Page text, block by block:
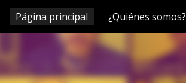
Skip to main content
Página principal ¿Quiénes somos?